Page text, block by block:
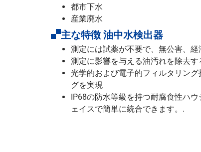
都市下水
産業廃水
主な特徴 油中水検出器
測定には試薬が不要で、無公害、経
測定に影響を与える油汚れを除去
光学的および電子的フィルタリン
グを実現
IP68の防水等級を持つ耐腐食性ハ
ェイスで簡単に統合できます。.